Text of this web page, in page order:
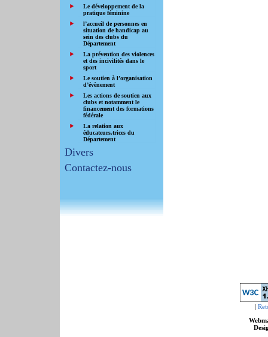
Le développement de la
pratique féminine
l’accueil de personnes en
situation de handicap au
sein des clubs du
Département
La prévention des violences
et des incivilités dans le
sport
Le soutien à l’organisation
d’évènement
Les actions de soutien aux
clubs et notamment le
financement des formations
fédérale
La relation aux
éducateurs.trices du
Département
Divers
Contactez-nous
|